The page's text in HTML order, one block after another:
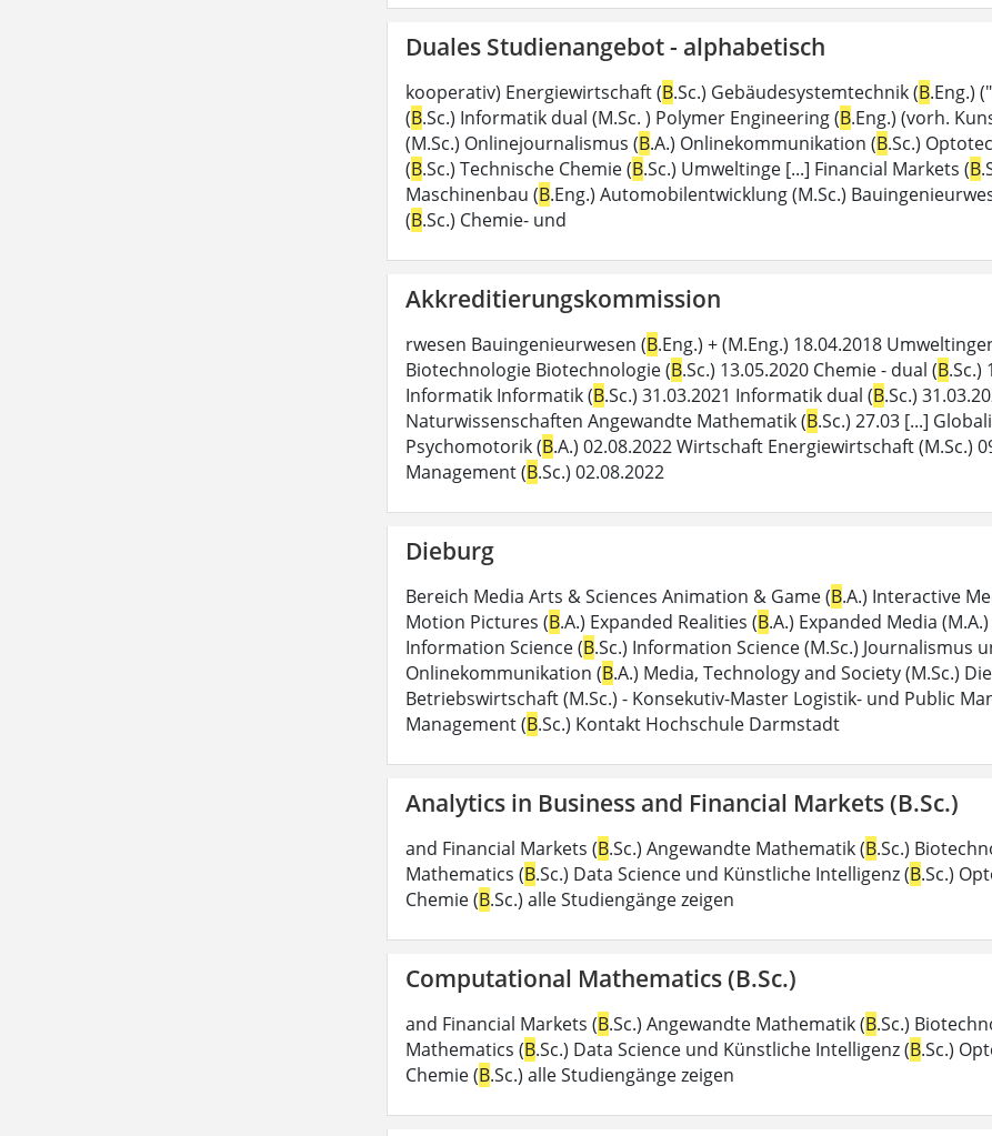
Duales Studienangebot - alphabetisch
kooperativ) Energiewirtschaft (B.Sc.) Gebäudesystemtechnik (B.Eng.)
(B.Sc.) Informatik dual (M.Sc. ) Polymer Engineering (B.Eng.) (vorh.
(M.Sc.) Onlinejournalismus (B.A.) Onlinekommunikation (B.Sc.)
(B.Sc.) Technische Chemie (B.Sc.) Umweltinge [...] Financial Markets (B
Maschinenbau (B.Eng.) Automobilentwicklung (M.Sc.)
(B.Sc.) Chemie- und
Akkreditierungskommission
rwesen Bauingenieurwesen (B.Eng.) + (M.Eng.) 18.04.2018
Biotechnologie Biotechnologie (B.Sc.) 13.05.2020 Chemie - dual (B.Sc.)
Informatik Informatik (B.Sc.) 31.03.2021 Informatik dual (B.Sc.)
Naturwissenschaften Angewandte Mathematik (B.Sc.) 27.03 [...]
Psychomotorik (B.A.) 02.08.2022 Wirtschaft Energiewirtschaft (M.Sc.)
Management (B.Sc.) 02.08.2022
Dieburg
Bereich Media Arts & Sciences Animation & Game (B.A.) Interactive
Motion Pictures (B.A.) Expanded Realities (B.A.) Expanded Media
Information Science (B.Sc.) Information Science (M.Sc.)
Onlinekommunikation (B.A.) Media, Technology and Society (M.Sc.)
Betriebswirtschaft (M.Sc.) - Konsekutiv-Master Logistik- und Public
Management (B.Sc.) Kontakt Hochschule Darmstadt
Analytics in Business and Financial Markets (B.Sc.)
and Financial Markets (B.Sc.) Angewandte Mathematik (B.Sc.)
Mathematics (B.Sc.) Data Science und Künstliche Intelligenz (B.Sc.)
Chemie (B.Sc.) alle Studiengänge zeigen
Computational Mathematics (B.Sc.)
and Financial Markets (B.Sc.) Angewandte Mathematik (B.Sc.)
Mathematics (B.Sc.) Data Science und Künstliche Intelligenz (B.Sc.)
Chemie (B.Sc.) alle Studiengänge zeigen